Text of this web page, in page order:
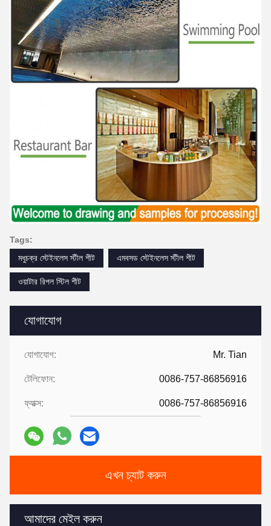
যোগাযোগ
যোগাযোগ: Mr. Tian
টেলিফোন: 0086-757-86856916
ফ্যাক্স: 0086-757-86856916
এখন চ্যাট করুন
আমাদের মেইল করুন
Tags:
মধুচক্র স্টেইনলেস স্টীল শীট
এমবসড স্টেইনলেস স্টীল শীট
ওয়াটার রিপল স্টিল শীট